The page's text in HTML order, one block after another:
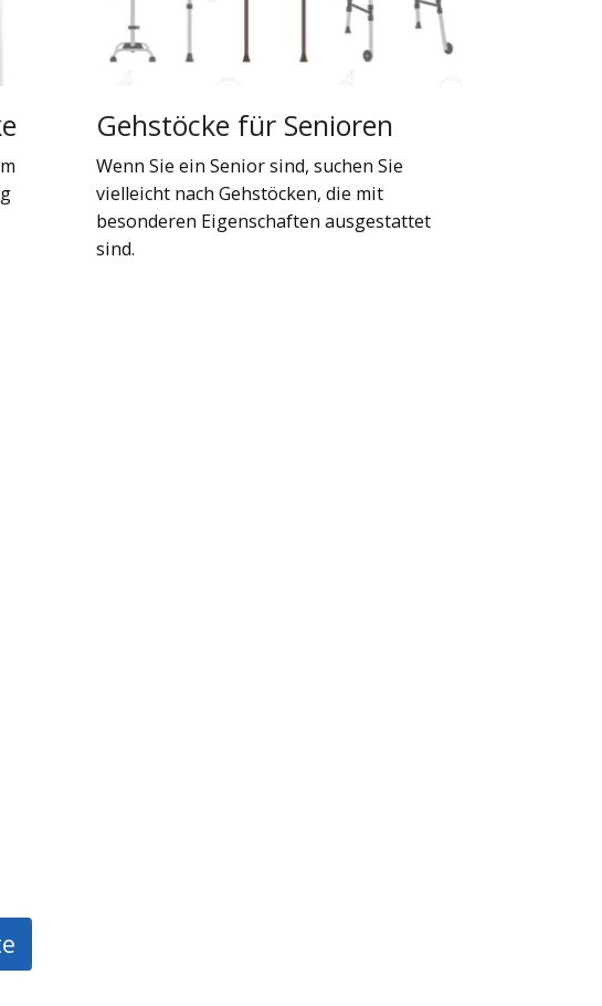
Gehstöcke für Senioren
Wenn Sie ein Senior sind, suchen Sie
vielleicht nach Gehstöcken, die mit
besonderen Eigenschaften ausgestattet
sind.